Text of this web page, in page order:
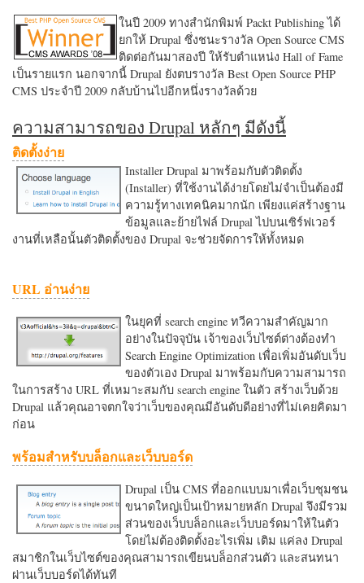
ในปี 2009 ทางสำนักพิมพ์ Packt Publishing ได้
ยกให้ Drupal ซึ่งชนะรางวัล Open Source CMS
ติดต่อกันมาสองปี ให้รับตำแหน่ง Hall of Fame
เป็นรายแรก นอกจากนี้ Drupal ยังตบรางวัล Best Open Source PHP
CMS ประจำปี 2009 กลับบ้านไปอีกหนึ่งรางวัลด้วย
ความสามารถของ Drupal หลักๆ มีดังนี้
ติดตั้งง่าย
Installer Drupal มาพร้อมกับตัวติดตั้ง
(Installer) ที่ใช้งานได้ง่ายโดยไม่จำเป็นต้องมี
ความรู้ทางเทคนิคมากนัก เพียงแค่สร้างฐาน
ข้อมูลและย้ายไฟล์ Drupal ไปบนเซิร์ฟเวอร์
งานที่เหลือนั้นตัวติดตั้งของ Drupal จะช่วยจัดการให้ทั้งหมด
URL อ่านง่าย
ในยุคที่ search engine ทวีความสำคัญมาก
อย่างในปัจจุบัน เจ้าของเว็บไซต์ต่างต้องทำ
Search Engine Optimization เพื่อเพิ่มอันดับเว็บ
ของตัวเอง Drupal มาพร้อมกับความสามารถ
ในการสร้าง URL ที่เหมาะสมกับ search engine ในตัว สร้างเว็บด้วย
Drupal แล้วคุณอาจตกใจว่าเว็บของคุณมีอันดับดีอย่างที่ไม่เคยคิดมา
ก่อน
พร้อมสำหรับบล็อกและเว็บบอร์ด
Drupal เป็น CMS ที่ออกแบบมาเพื่อเว็บชุมชน
ขนาดใหญ่เป็นเป้าหมายหลัก Drupal จึงมีรวม
ส่วนของเว็บบล็อกและเว็บบอร์ดมาให้ในตัว
โดยไม่ต้องติดตั้งอะไรเพิ่ม เติม แค่ลง Drupal
สมาชิกในเว็บไซต์ของคุณสามารถเขียนบล็อกส่วนตัว และสนทนา
ผ่านเว็บบอร์ดได้ทันที